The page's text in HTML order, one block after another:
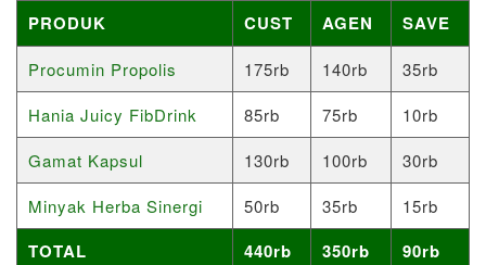
PRODUK CUST AGEN SAVE
Procumin Propolis 175rb 140rb
35rb
Hania Juicy FibDrink
85rb 75rb
10rb
Gamat Kapsul
130rb 100rb
30rb
Minyak Herba Sinergi
50rb 35rb 15rb
TOTAL 440rb 350rb 90rb